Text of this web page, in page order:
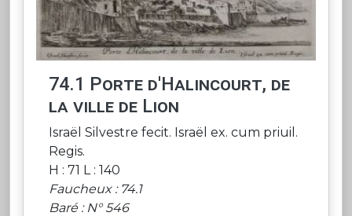
74.1 Porte d'Halincourt, de
la ville de Lion
Israël Silvestre fecit. Israël ex. cum priuil.
Regis.
H : 71 L : 140
Faucheux : 74.1
Baré : N° 546